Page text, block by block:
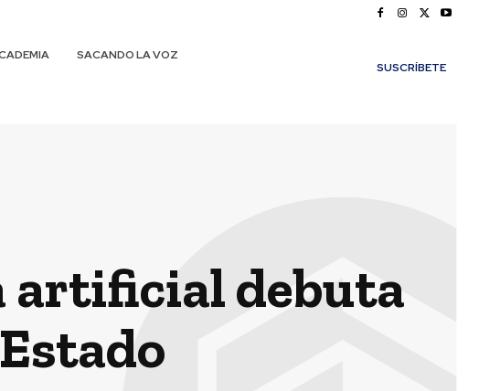
SACANDO LA VOZ
SUSCRÍBETE
artificial debuta